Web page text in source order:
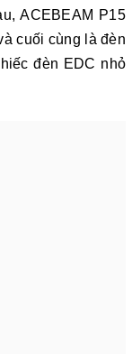
ACEBEAM P15
cuối cùng là đèn
đèn EDC nhỏ